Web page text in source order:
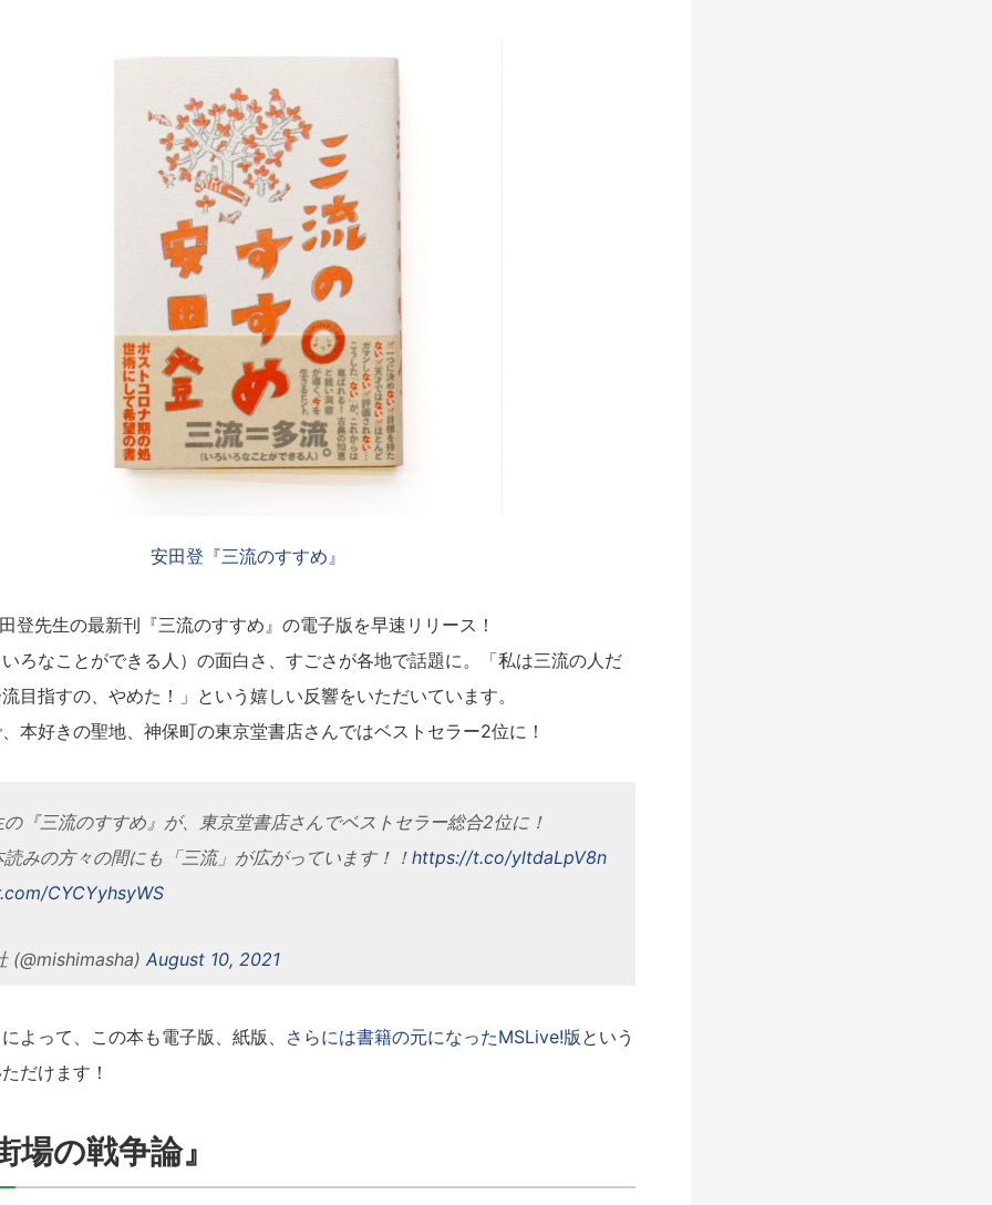
安田登『三流のすすめ』
登先生の最新刊『三流のすすめ』の電子版を早速リリース！
ろなことができる人）の面白さ、すごさが各地で話題に。「私は三流の人だ
目指すの、やめた！」という嬉しい反響をいただいています。
本好きの聖地、神保町の東京堂書店さんではベストセラー2位に！
『三流のすすめ』が、東京堂書店さんでベストセラー総合2位に！
みの方々の間にも「三流」が広がっています！！ https://t.co/yltdaLpV8n
CYCYyhsyWS
(@mishimasha) August 10, 2021
よって、この本も電子版、紙版、 さらには書籍の元になったMSLive!版 という
だけます！
場の戦争論』